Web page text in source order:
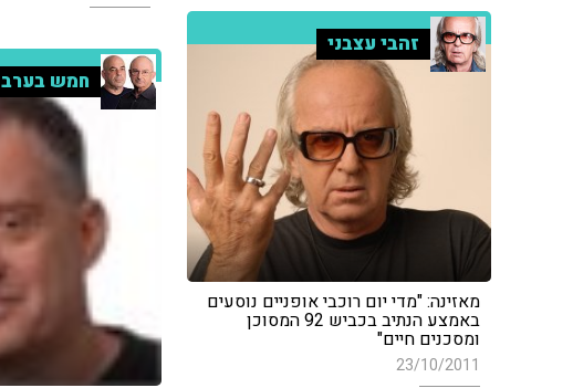
זהבי עצבני
מאזינה: "מדי יום רוכבי אופניים נוסעים
באמצע הנתיב בכביש 92 המסוכן
ומסכנים חיים"
23/10/2011
חמש בערב